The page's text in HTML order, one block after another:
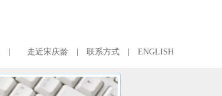
走近宋庆龄 联系方式 ENGLISH